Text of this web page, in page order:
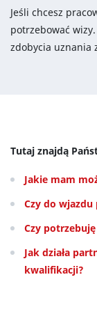
Jeśli chcesz
potrzebować
zdobycia uznania
Tutaj znajdą
Jakie mam
Czy do
Czy
Jak działa
kwalifikacji?